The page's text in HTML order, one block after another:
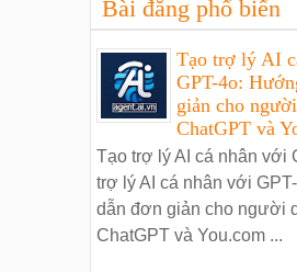
Bài đăng phổ biến
Tạo trợ lý AI
GPT-4o:
giản cho
ChatGPT và
Tạo trợ lý AI cá nhân với
trợ lý AI cá nhân với
dẫn đơn giản cho người
ChatGPT và You.com ...